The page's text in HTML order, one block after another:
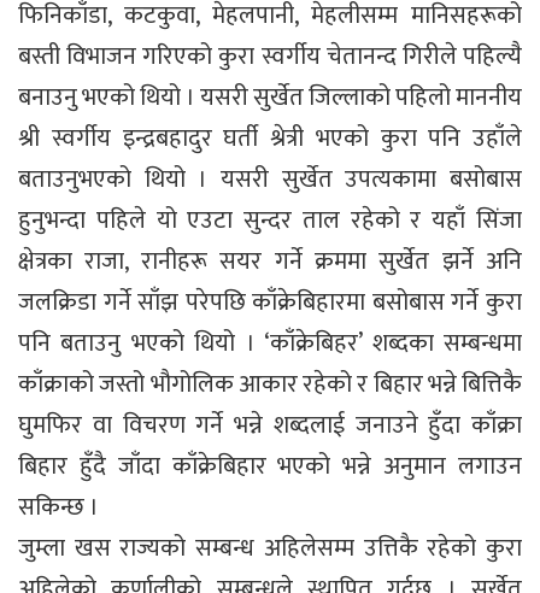
फिनिकाँडा, कटकुवा, मेहलपानी, मेहलीसम्म मानिसहरूको
बस्ती विभाजन गरिएको कुरा स्वर्गीय चेतानन्द गिरीले पहिल्यै
बनाउनु भएको थियो । यसरी सुर्खेत जिल्लाको पहिलो माननीय
श्री स्वर्गीय इन्द्रबहादुर घर्ती श्रेत्री भएको कुरा पनि उहाँले
बताउनुभएको थियो । यसरी सुर्खेत उपत्यकामा बसोबास
हुनुभन्दा पहिले यो एउटा सुन्दर ताल रहेको र यहाँ सिंजा
क्षेत्रका राजा, रानीहरू सयर गर्ने क्रममा सुर्खेत झर्ने अनि
जलक्रिडा गर्ने साँझ परेपछि काँक्रेबिहारमा बसोबास गर्ने कुरा
पनि बताउनु भएको थियो । ‘काँक्रेबिहर’ शब्दका सम्बन्धमा
काँक्राको जस्तो भौगोलिक आकार रहेको र बिहार भन्ने बित्तिकै
घुमफिर वा विचरण गर्ने भन्ने शब्दलाई जनाउने हुँदा काँक्रा
बिहार हुँदै जाँदा काँक्रेबिहार भएको भन्ने अनुमान लगाउन
सकिन्छ ।
जुम्ला खस राज्यको सम्बन्ध अहिलेसम्म उत्तिकै रहेको कुरा